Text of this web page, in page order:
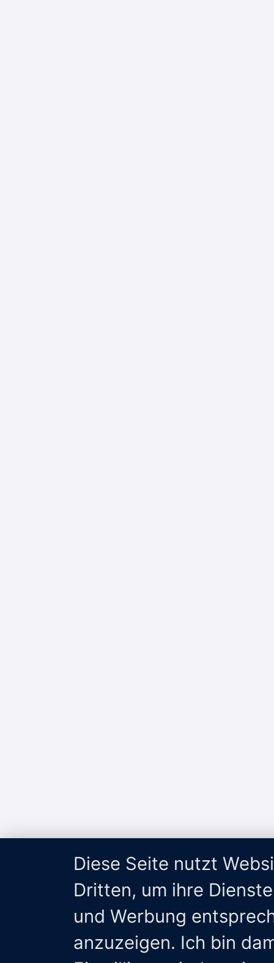
Diese Seite nutzt
Dritten, um ihre
und Werbung
anzuzeigen. Ich bin